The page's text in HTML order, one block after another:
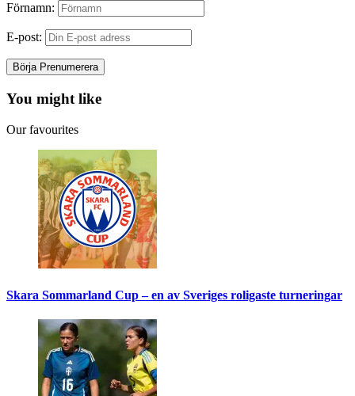
Förnamn:
E-post:
You might like
Our favourites
Skara Sommarland Cup – en av Sveriges roligaste turneringar